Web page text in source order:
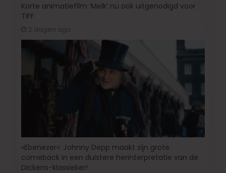
Korte animatiefilm ‘Melk’ nu ook uitgenodigd voor
TIFF
2 dagen ago
«Ebenezer»: Johnny Depp maakt zijn grote
comeback in een duistere herinterpretatie van de
Dickens-klassieker!